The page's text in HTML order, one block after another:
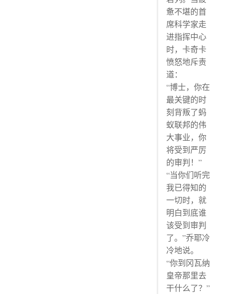
惫不堪的首
席科学家走
进指挥中心
时，卡奇卡
愤怒地斥责
道：
“博士，你在
最关键的时
刻背叛了蚂
蚁联邦的伟
大事业，你
将受到严厉
的审判！”
“当你们听完
我已得知的
一切时，就
明白到底谁
该受到审判
了。”乔耶冷
冷地说。
“你到冈瓦纳
皇帝那里去
干什么了？”